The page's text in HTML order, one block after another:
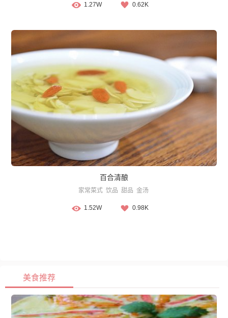
1.27W 0.62K
百合清酿
家常菜式 饮品 甜品 金汤
1.52W 0.98K
美食推荐